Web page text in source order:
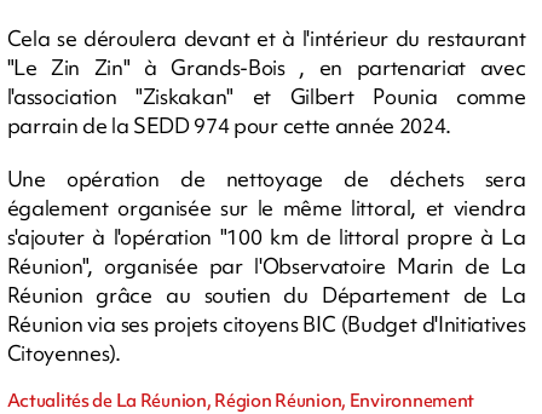
Cela se déroulera devant et à l'intérieur du restaurant
"Le Zin Zin" à Grands-Bois , en partenariat avec
l'association "Ziskakan" et Gilbert Pounia comme
parrain de la SEDD 974 pour cette année 2024.
Une opération de nettoyage de déchets sera
également organisée sur le même littoral, et viendra
s'ajouter à l'opération "100 km de littoral propre à La
Réunion", organisée par l'Observatoire Marin de La
Réunion grâce au soutien du Département de La
Réunion via ses projets citoyens BIC (Budget d'Initiatives
Citoyennes).
Actualités de La Réunion, Région Réunion, Environnement